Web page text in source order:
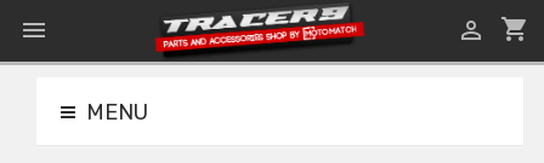
 shopping_cart

MENU